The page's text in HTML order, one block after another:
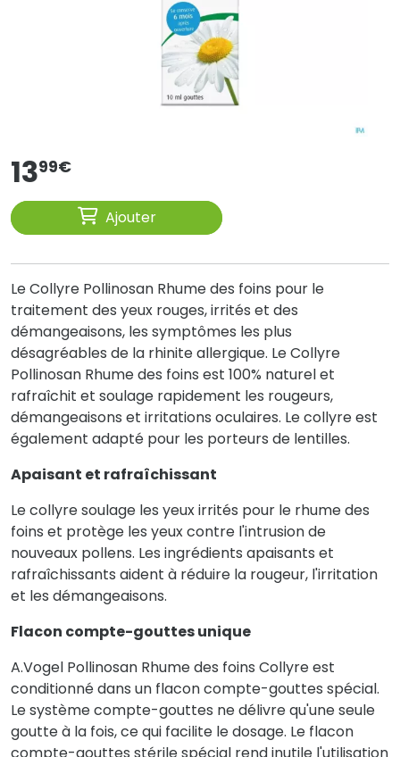
1399€
Ajouter
Le Collyre Pollinosan Rhume des foins pour le
traitement des yeux rouges, irrités et des
démangeaisons, les symptômes les plus
désagréables de la rhinite allergique. Le Collyre
Pollinosan Rhume des foins est 100% naturel et
rafraîchit et soulage rapidement les rougeurs,
démangeaisons et irritations oculaires. Le collyre est
également adapté pour les porteurs de lentilles.
Apaisant et rafraîchissant
Le collyre soulage les yeux irrités pour le rhume des
foins et protège les yeux contre l'intrusion de
nouveaux pollens. Les ingrédients apaisants et
rafraîchissants aident à réduire la rougeur, l'irritation
et les démangeaisons.
Flacon compte-gouttes unique
A.Vogel Pollinosan Rhume des foins Collyre est
conditionné dans un flacon compte-gouttes spécial.
Le système compte-gouttes ne délivre qu'une seule
goutte à la fois, ce qui facilite le dosage. Le flacon